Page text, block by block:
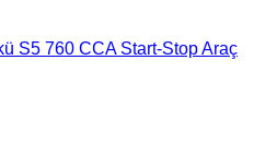
S5 760 CCA Start-Stop Araç